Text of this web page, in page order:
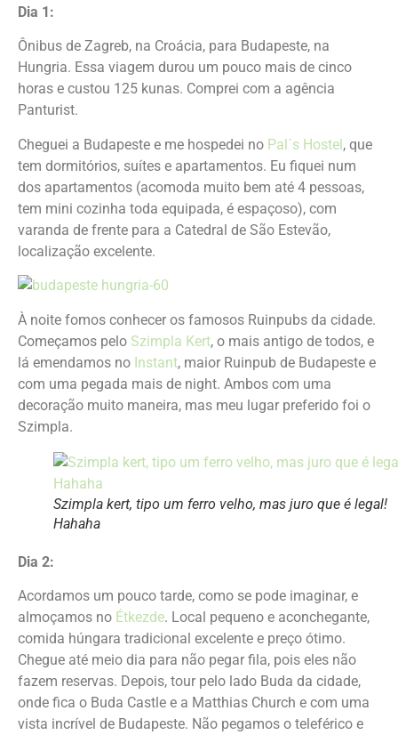
Dia 1:
Ônibus de Zagreb, na Croácia, para Budapeste, na
Hungria. Essa viagem durou um pouco mais de cinco
horas e custou 125 kunas. Comprei com a agência
Panturist.
Cheguei a Budapeste e me hospedei no Pal´s Hostel, que
tem dormitórios, suítes e apartamentos. Eu fiquei num
dos apartamentos (acomoda muito bem até 4 pessoas,
tem mini cozinha toda equipada, é espaçoso), com
varanda de frente para a Catedral de São Estevão,
localização excelente.
À noite fomos conhecer os famosos Ruinpubs da cidade.
Começamos pelo Szimpla Kert, o mais antigo de todos, e
lá emendamos no Instant, maior Ruinpub de Budapeste e
com uma pegada mais de night. Ambos com uma
decoração muito maneira, mas meu lugar preferido foi o
Szimpla.
Szimpla kert, tipo um ferro velho, mas juro que é legal!
Hahaha
Dia 2:
Acordamos um pouco tarde, como se pode imaginar, e
almoçamos no Étkezde. Local pequeno e aconchegante,
comida húngara tradicional excelente e preço ótimo.
Chegue até meio dia para não pegar fila, pois eles não
fazem reservas. Depois, tour pelo lado Buda da cidade,
onde fica o Buda Castle e a Matthias Church e com uma
vista incrível de Budapeste. Não pegamos o teleférico e